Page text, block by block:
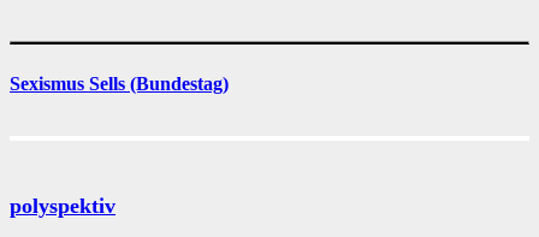
Sexismus Sells (Bundestag)
polyspektiv